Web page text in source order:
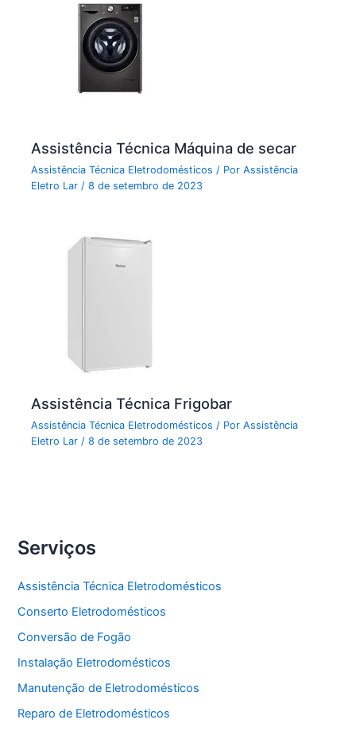
Assistência Técnica Máquina de secar
Assistência Técnica Eletrodomésticos / PorAssistência
Eletro Lar /8 de setembro de 2023
Assistência Técnica Frigobar
Assistência Técnica Eletrodomésticos / PorAssistência
Eletro Lar /8 de setembro de 2023
Serviços
Assistência Técnica Eletrodomésticos
Conserto Eletrodomésticos
Conversão de Fogão
Instalação Eletrodomésticos
Manutenção de Eletrodomésticos
Reparo de Eletrodomésticos